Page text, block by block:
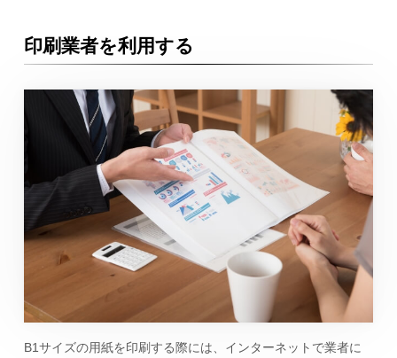
印刷業者を利用する
B1サイズの用紙を印刷する際には、インターネットで業者に